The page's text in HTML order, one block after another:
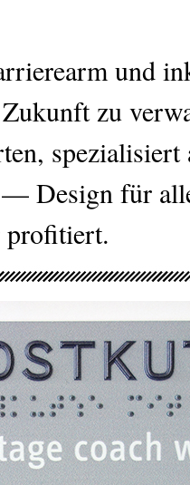
und
zu
Design für
profitiert.